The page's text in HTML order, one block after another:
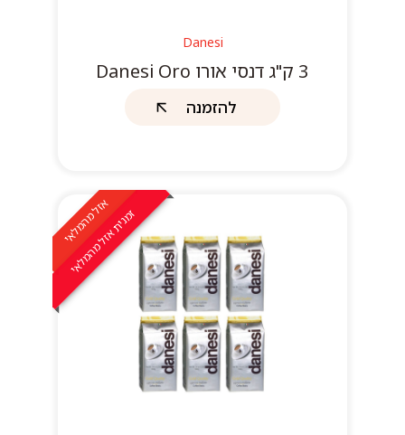
Danesi
3 ק"ג דנסי אורו Danesi Oro
להזמנה
אזל מהמלאי
זמנית אזל מהמלאי